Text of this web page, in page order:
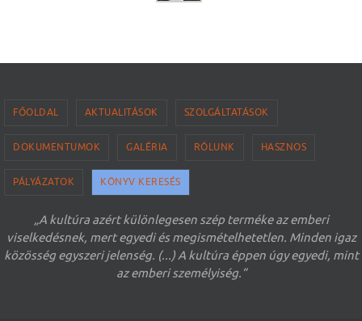
FŐOLDAL AKTUALITÁSOK SZOLGÁLTATÁSOK
DOKUMENTUMOK GALÉRIA RÓLUNK HASZNOS
PÁLYÁZATOK KÖNYV KERESÉS
„A kultúra azért különlegesen szép terméke az emberi
viselkedésnek, mert egyedi és megismételhetetlen. Minden igaz
közösség egyszeri jelenség. (...) A kultúra éppen úgy egyedi, mint
az emberi személyiség.”